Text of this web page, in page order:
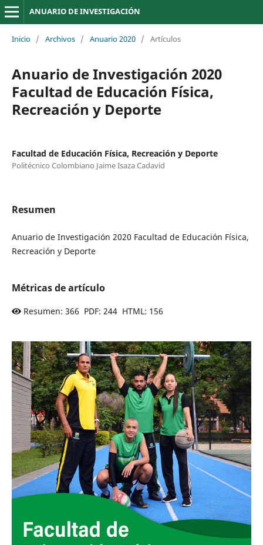
ANUARIO DE INVESTIGACIÓN
Inicio / Archivos / Anuario 2020 / Artículos
Anuario de Investigación 2020
Facultad de Educación Física,
Recreación y Deporte
Facultad de Educación Física, Recreación y Deporte
Politécnico Colombiano Jaime Isaza Cadavid
Resumen
Anuario de Investigación 2020 Facultad de Educación Física,
Recreación y Deporte
Métricas de artículo
Resumen: 366 PDF: 244 HTML: 156